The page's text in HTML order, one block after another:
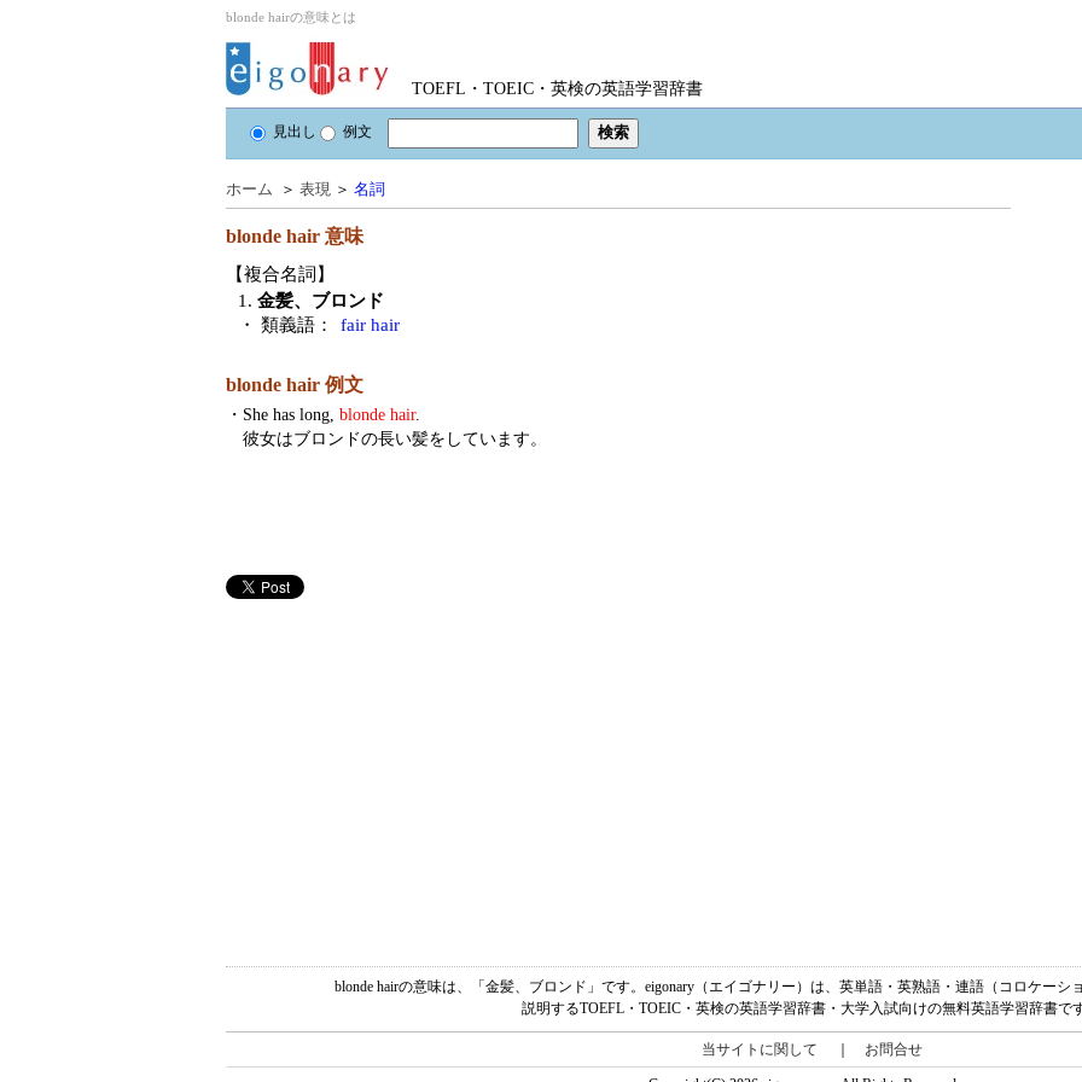
blonde hairの意味とは
TOEFL・TOEIC・英検の英語学習辞書
見出し 例文
ホーム ＞ 表現 ＞ 名詞
blonde hair 意味
【複合名詞】
1. 金髪、ブロンド
・ 類義語：
fair hair
blonde hair 例文
・ She has long, blonde hair.
彼女はブロンドの長い髪をしています。
blonde hairの意味は、「金髪、ブロンド」です。eigonary（エイゴナリー）は、英単語・英熟語・連語（コロケーシ
説明するTOEFL・TOEIC・英検の英語学習辞書・大学入試向けの無料英語学習辞書で
当サイトに関して お問合せ